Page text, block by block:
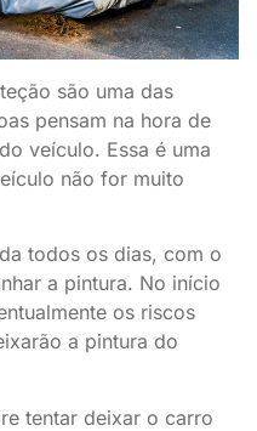
são uma das
pensam na hora de
veículo. Essa é uma
não for muito
todos os dias, com o
a pintura. No início
os riscos
a pintura do
tentar deixar o carro